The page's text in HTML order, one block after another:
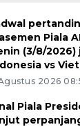
Piala
(3/8/2026)
vs
2026
Piala